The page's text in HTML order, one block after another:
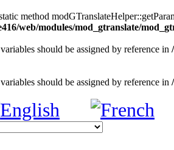
method
web/modules/mod_gtranslate/
should be assigned by reference in
should be assigned by reference in